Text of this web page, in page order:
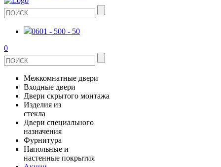
0601 - 500 - 50
0
Межкомнатные двери
ШПОНИРОВАНЫЕ
ЭКОШПОН
ЭМАЛЬ
ИЗ МАССИВА СОСНЫ
Входные двери
МЕТАЛЛИЧЕСКИЕ ДВЕРИ
В КВАРТИРУ
ДЛЯ ДОМА
Двери скрытого монтажа
СТЕКЛЯННЫЕ
ЗЕРКАЛЬНЫЕ
КЕРАМОГРАНИТ
Изделия из
стекла
ДВЕРИ
ДУШЕВЫЕ КАБИНЫ И ПЕРЕГОРОДКИ
Двери специального
назначения
ПРОТИВОПОЖАРНЫЕ
Фурнитура
ДВЕРНЫЕ РУЧКИ
Напольные и
настенные покрытия